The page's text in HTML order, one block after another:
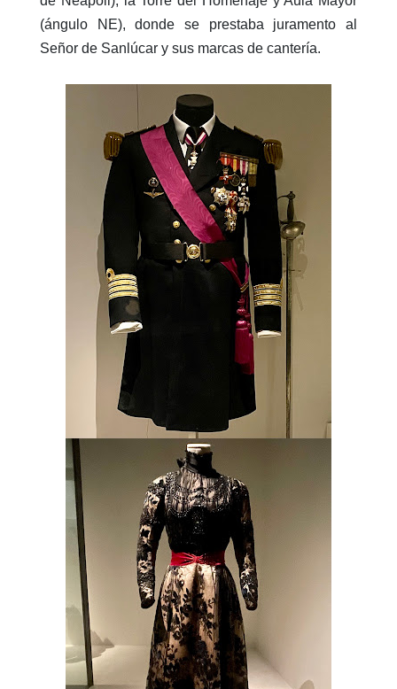
(ángulo NE), donde se prestaba juramento al
Señor de Sanlúcar y sus marcas de cantería.